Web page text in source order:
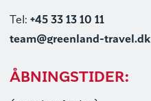
Tel: +45 33 13 10 11
team@greenland-travel.dk
ÅBNINGSTIDER: